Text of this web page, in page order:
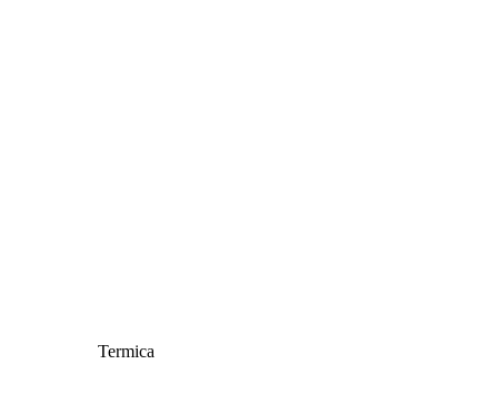
Termica